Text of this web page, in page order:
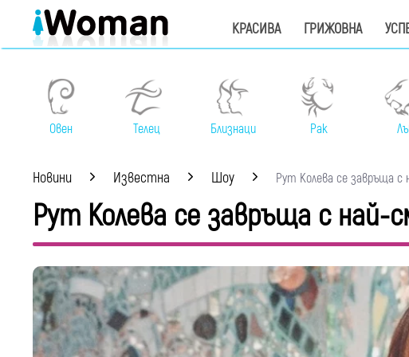
КРАСИВА ГРИЖОВНА
Овен Телец Близнаци Рак
Новини Известна Шоу Рут Колева се завръща с
Рут Колева се завръща с най-